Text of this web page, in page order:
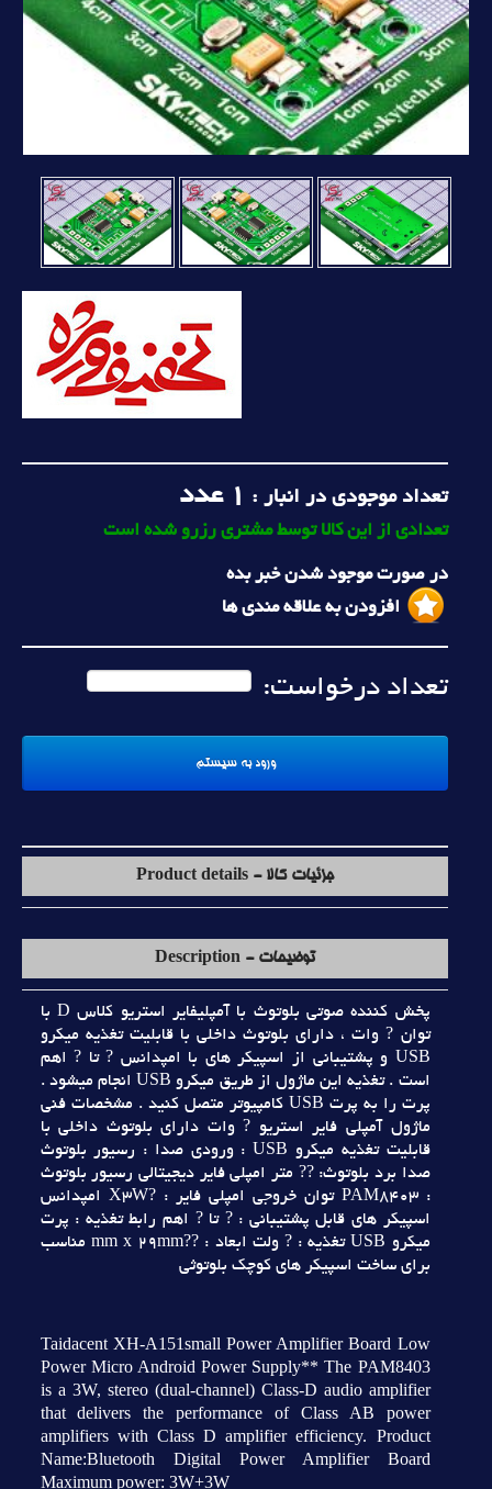
تعداد موجودی در انبار : 1 عدد
تعدادی از این کالا توسط مشتری رزرو شده است
در صورت موجود شدن خبر بده
افزودن به علاقه مندی ها
تعداد درخواست:
جزئیات کالا - Product details
توضیحات - Description
پخش کننده صوتي بلوتوث با آمپليفاير استريو کلاس D با
توان ? وات ، داراي بلوتوث داخلي با قابليت تغذيه ميکرو
USB و پشتيباني از اسپيکر هاي با امپدانس ? تا ? اهم
است . تغذيه اين ماژول از طريق ميکرو USB انجام ميشود .
پرت را به پرت USB کامپيوتر متصل کنيد . مشخصات فني
ماژول آمپلي فاير استريو ? وات داراي بلوتوث داخلي با
قابليت تغذيه ميکرو USB : ورودي صدا : رسيور بلوتوث
صدا برد بلوتوث: ?? متر امپلي فاير ديجيتالي رسيور بلوتوث
: PAM8403 توان خروجي امپلي فاير : ?X3W امپدانس
اسپيکر هاي قابل پشتيباني : ? تا ? اهم رابط تغذيه : پرت
ميکرو USB تغذيه : ? ولت ابعاد : ??mm x 29mm مناسب
براي ساخت اسپيکر هاي کوچک بلوتوثي
Taidacent XH-A151small Power Amplifier Board Low
Power Micro Android Power Supply** The PAM8403
is a 3W, stereo (dual-channel) Class-D audio amplifier
that delivers the performance of Class AB power
amplifiers with Class D amplifier efficiency. Product
Name:Bluetooth Digital Power Amplifier Board
Maximum power: 3W+3W